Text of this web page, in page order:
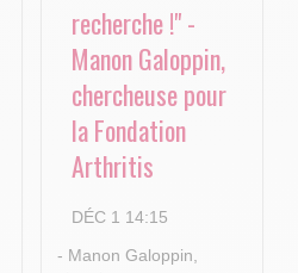
recherche !" -
Manon Galoppin,
chercheuse pour
la Fondation
Arthritis
DÉC 1 14:15
- Manon Galoppin,